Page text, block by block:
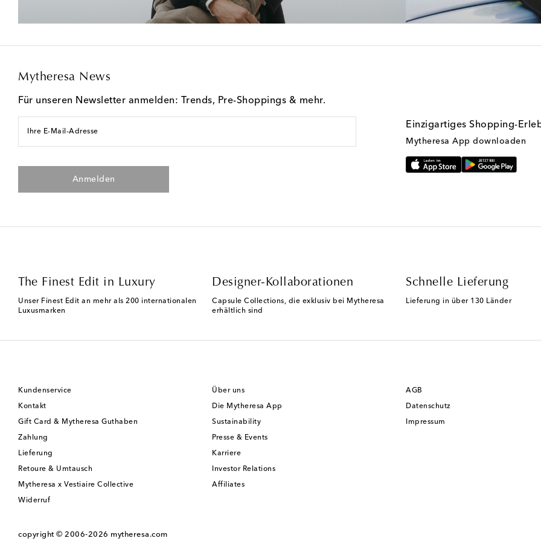
Mytheresa News
Für unseren Newsletter anmelden: Trends, Pre-Shoppings & mehr.
Ihre E-Mail-Adresse
Anmelden
Einzigartiges Shopping-
Mytheresa App downloaden
The Finest Edit in Luxury
Unser Finest Edit an mehr als 200 internationalen
Luxusmarken
Designer-Kollaborationen
Capsule Collections, die exklusiv bei Mytheresa
erhältlich sind
Schnelle Lieferung
Lieferung in über 130 Länder
Kundenservice
Kontakt
Gift Card & Mytheresa Guthaben
Zahlung
Lieferung
Retoure & Umtausch
Mytheresa x Vestiaire Collective
Widerruf
Über uns
Die Mytheresa App
Sustainability
Presse & Events
Karriere
Investor Relations
Affiliates
AGB
Datenschutz
Impressum
copyright © 2006-2026 mytheresa.com